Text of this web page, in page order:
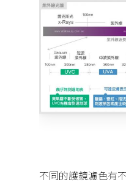
不同的護鏡濾色有